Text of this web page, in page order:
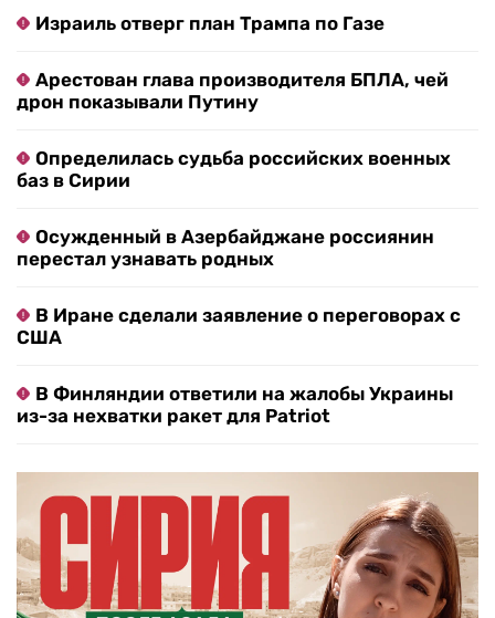
Израиль отверг план Трампа по Газе
Арестован глава производителя БПЛА, чей
дрон показывали Путину
Определилась судьба российских военных
баз в Сирии
Осужденный в Азербайджане россиянин
перестал узнавать родных
В Иране сделали заявление о переговорах с
США
В Финляндии ответили на жалобы Украины
из-за нехватки ракет для Patriot